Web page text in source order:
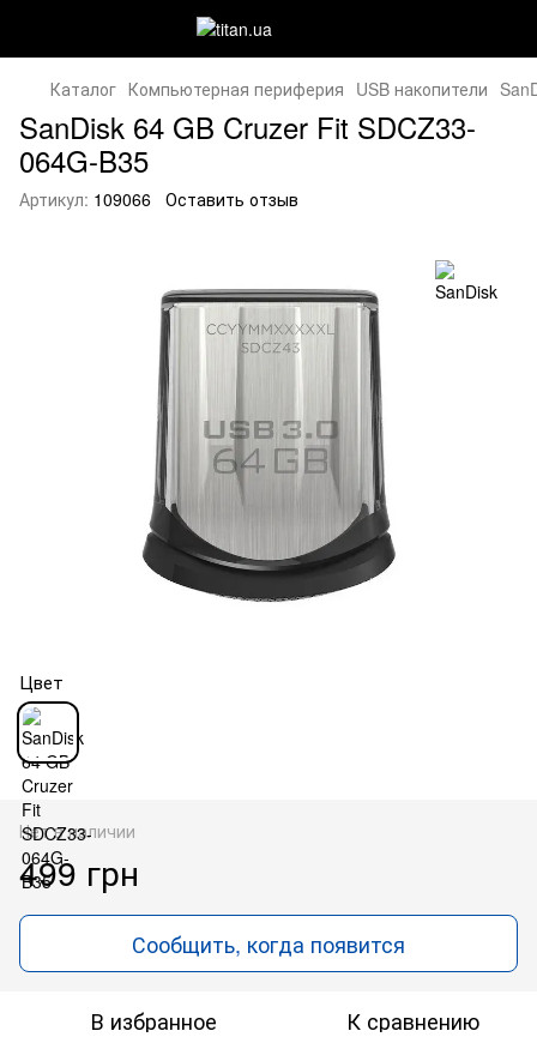
Каталог Компьютерная периферия USB накопители
SanDisk 64 GB Cruzer Fit SDCZ33-
064G-B35
Артикул: 109066 Оставить отзыв
Цвет
Нет в наличии
499 грн
Сообщить, когда появится
В избранное К сравнению